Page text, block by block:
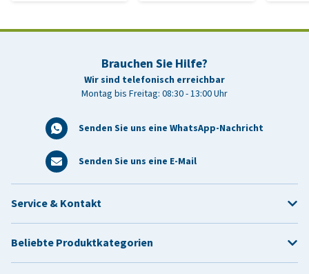
Brauchen Sie Hilfe?
Wir sind telefonisch erreichbar
Montag bis Freitag: 08:30 - 13:00 Uhr
Senden Sie uns eine WhatsApp-Nachricht
Senden Sie uns eine E-Mail
Service & Kontakt
Beliebte Produktkategorien